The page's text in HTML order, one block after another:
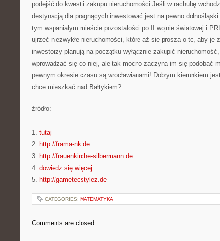
podejść do kwestii zakupu nieruchomości.Jeśli w rachubę
destynacją dla pragnących inwestować jest na pewno dolnośląski
tym wspaniałym mieście pozostałości po II wojnie światowej i
ujrzeć niezwykłe nieruchomości, które aż się proszą o to, aby je
inwestorzy planują na początku wyłącznie zakupić
wprowadzać się do niej, ale tak mocno zaczyna im się podobać
pewnym okresie czasu są wrocławianami! Dobrym kierunkiem
chce mieszkać nad Bałtykiem?
źródło:
———————————
1. tutaj
2. http://frama-nk.de
3. http://frauenkirche-silbermann.de
4. dowiedz się więcej
5. http://gametecstylez.de
CATEGORIES: MATEMATYKA
Comments are closed.